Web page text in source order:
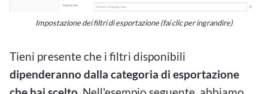
Impostazione dei filtri di esportazione (fai clic per ingrandire)
Tieni presente che i filtri disponibili
dipenderanno dalla categoria di esportazione